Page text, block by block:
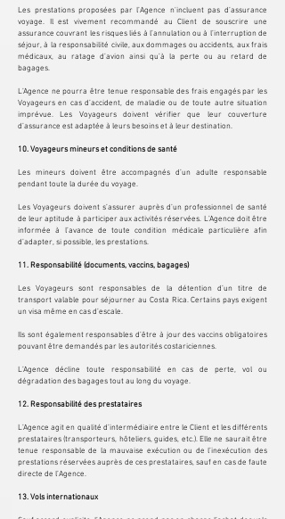
Les prestations proposées par l’Agence n'incluent pas d’assurance
voyage. Il est vivement recommandé au Client de souscrire une
assurance couvrant les risques liés à l’annulation ou à l’interruption de
séjour, à la responsabilité civile, aux dommages ou accidents, aux frais
médicaux, au ratage d’avion ainsi qu’à la perte ou au retard de
bagages.
L’Agence ne pourra être tenue responsable des frais engagés par les
Voyageurs en cas d’accident, de maladie ou de toute autre situation
imprévue. Les Voyageurs doivent vérifier que leur couverture
d’assurance est adaptée à leurs besoins et à leur destination.
10. Voyageurs mineurs et conditions de santé
Les mineurs doivent être accompagnés d’un adulte responsable
pendant toute la durée du voyage.
Les Voyageurs doivent s’assurer auprès d’un professionnel de santé
de leur aptitude à participer aux activités réservées. L’Agence doit être
informée à l’avance de toute condition médicale particulière afin
d’adapter, si possible, les prestations. ​
11. Responsabilité (documents, vaccins, bagages)
Les Voyageurs sont responsables de la détention d’un titre de
transport valable pour séjourner au Costa Rica. Certains pays exigent
un visa même en cas d’escale.
Ils sont également responsables d’être à jour des vaccins obligatoires
pouvant être demandés par les autorités costariciennes.
L’Agence décline toute responsabilité en cas de perte, vol ou
dégradation des bagages tout au long du voyage.
12. Responsabilité des prestataires
L’Agence agit en qualité d’intermédiaire entre le Client et les différents
prestataires (transporteurs, hôteliers, guides, etc.). Elle ne saurait être
tenue responsable de la mauvaise exécution ou de l’inexécution des
prestations réservées auprès de ces prestataires, sauf en cas de faute
directe de l’Agence.
13. Vols internationaux